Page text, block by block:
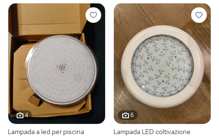
4
Lampada a led per piscina
6
Lampada LED coltivazione